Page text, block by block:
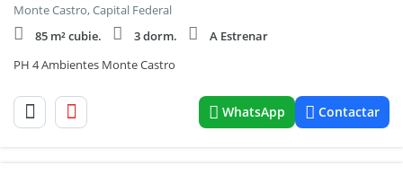
Monte Castro, Capital Federal
85 m² cubie.
3 dorm.
A Estrenar
PH 4 Ambientes Monte Castro
WhatsApp Contactar